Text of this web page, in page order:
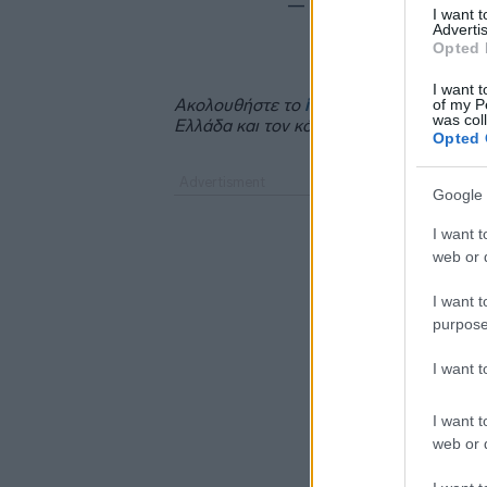
I want
Opted
I want
of my
was
Opted
Google
I want
web or
I want
I want
I want
web or
Ακολουθήστε το insider.gr στο Google
Ελλάδα και τον κόσμο.